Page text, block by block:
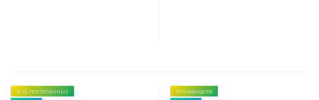
ЕСТЬ ПОСТРОЕННЫЕ
РЕКОМЕНДУЕМ